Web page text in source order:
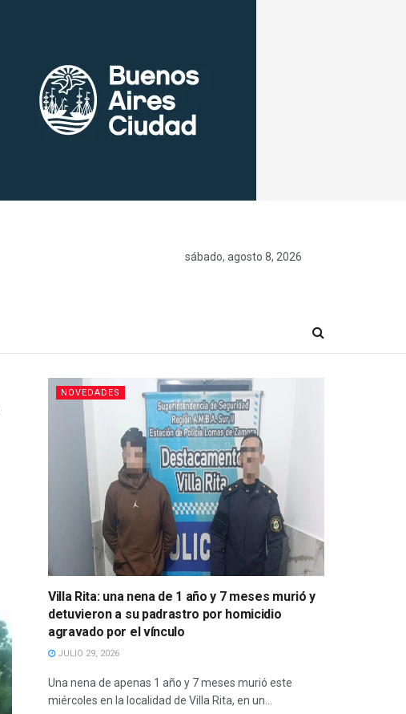
sábado, agosto 8, 2026
NOVEDADES
Villa Rita: una nena de 1 año y 7 meses murió y
detuvieron a su padrastro por homicidio
agravado por el vínculo
JULIO 29, 2026
Una nena de apenas 1 año y 7 meses murió este
miércoles en la localidad de Villa Rita, en un...